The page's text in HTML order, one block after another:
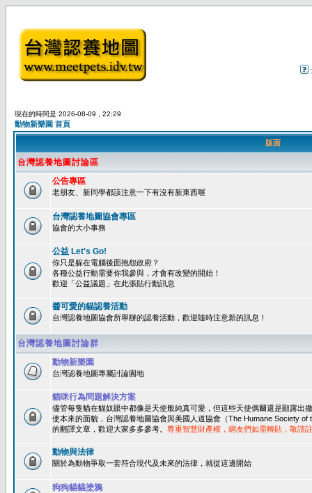
現在的時間是 2026-08-09 , 22:29
動物新樂園 首頁
版面
台灣認養地圖討論區
公告專區
老朋友、新同學都該注意一下有沒有新東西喔
台灣認養地圖協會專區
協會的大小事務
公益 Let's Go!
你只是躲在電腦後面抱怨政府？
各種公益行動需要你我參與，才會有改變的開始！
歡迎「公益議題」在此張貼行動訊息
醬可愛的貓認養活動
台灣認養地圖協會所舉辦的認養活動，歡迎隨時注意新的訊息！
台灣認養地圖討論群
動物新樂園
台灣認養地圖專屬討論園地
貓咪行為問題解決方案
儘管每隻貓在貓奴眼中都像是天使般純真可愛，但這些天使偶爾還是顯露出
使本來的面貌，台灣認養地圖協會與美國人道協會（The Humane Society
的翻譯文章，歡迎大家多多參考。 尊重智慧財產權，網友們如需轉貼，敬請
動物與法律
關於為動物爭取一套符合現代及未來的法律，就從這邊開始
狗狗貓貓塗鴉